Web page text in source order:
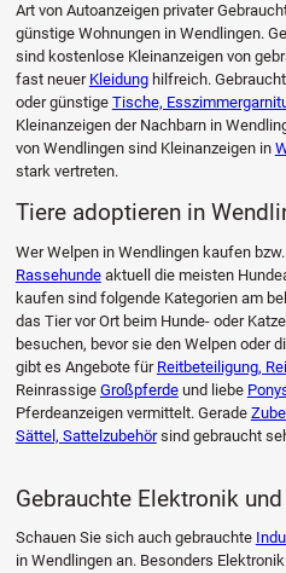
Art von Autoanzeigen privater
günstige Wohnungen in Wendlingen.
sind kostenlose Kleinanzeigen von
fast neuer Kleidunghilfreich.
oder günstige Tische,
Kleinanzeigen der Nachbarn in
von Wendlingen sind Kleinanzeigen in
stark vertreten.
Tiere adoptieren in
Wer Welpen in Wendlingen kaufen
Rassehundeaktuell die meisten
kaufen sind folgende Kategorien am
das Tier vor Ort beim Hunde- oder
besuchen, bevor sie den Welpen oder
gibt es Angebote für Reitbeteiligung,
Reinrassige Großpferdeund liebe
Pferdeanzeigen vermittelt. Gerade
Sättel, Sattelzubehörsind gebraucht
Gebrauchte Elektronik
Schauen Sie sich auch gebrauchte
in Wendlingen an. Besonders